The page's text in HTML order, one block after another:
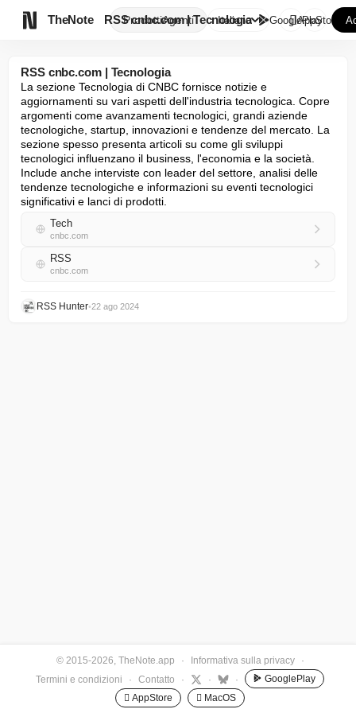
TheNote ProdottiAgenti
RSS cnbc.com | Tecnologia
Italiano GooglePlay
AppStore
RSS cnbc.com | Tecnologia
La sezione Tecnologia di CNBC fornisce notizie e
aggiornamenti su vari aspetti dell'industria tecnologica. Copre
argomenti come avanzamenti tecnologici, grandi aziende
tecnologiche, startup, innovazioni e tendenze del mercato. La
sezione spesso presenta articoli su come gli sviluppi
tecnologici influenzano il business, l'economia e la società.
Include anche interviste con leader del settore, analisi delle
tendenze tecnologiche e informazioni su eventi tecnologici
significativi e lanci di prodotti.
Tech
cnbc.com
RSS
cnbc.com
RSS Hunter•22 ago 2024
© 2015-2026, TheNote.app · Informativa sulla privacy
·
Termini e condizioni
· Contatto · · ·
GooglePlay
 AppStore
 MacOS